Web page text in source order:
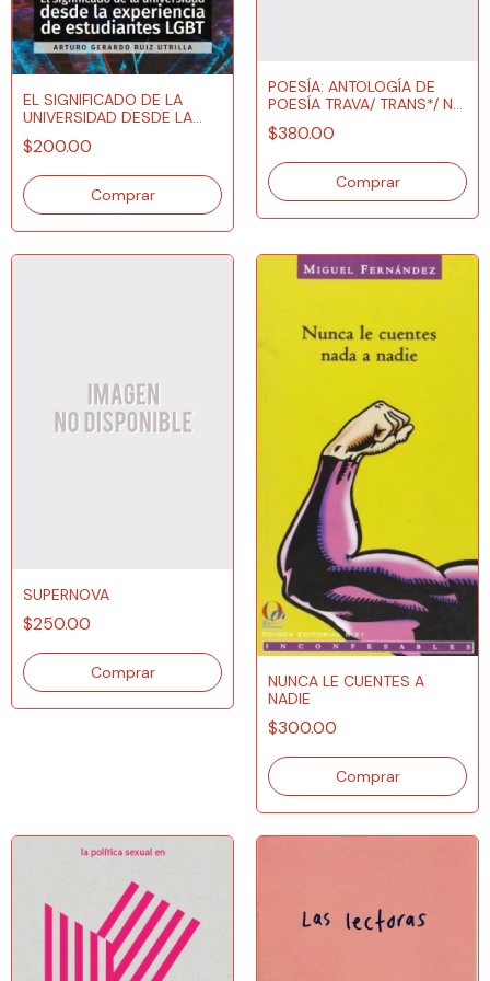
EL SIGNIFICADO DE LA
UNIVERSIDAD DESDE LA
EXPERIENCIA DE
ESTUDIANTES LGBT
$200.00
POESÍA: ANTOLOGÍA DE
POESÍA TRAVA/ TRANS*/ NO
BINARIE
$380.00
SUPERNOVA
$250.00
NUNCA LE CUENTES A
NADIE
$300.00